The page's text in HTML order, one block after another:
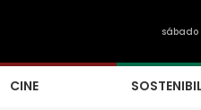
sábado
CINE